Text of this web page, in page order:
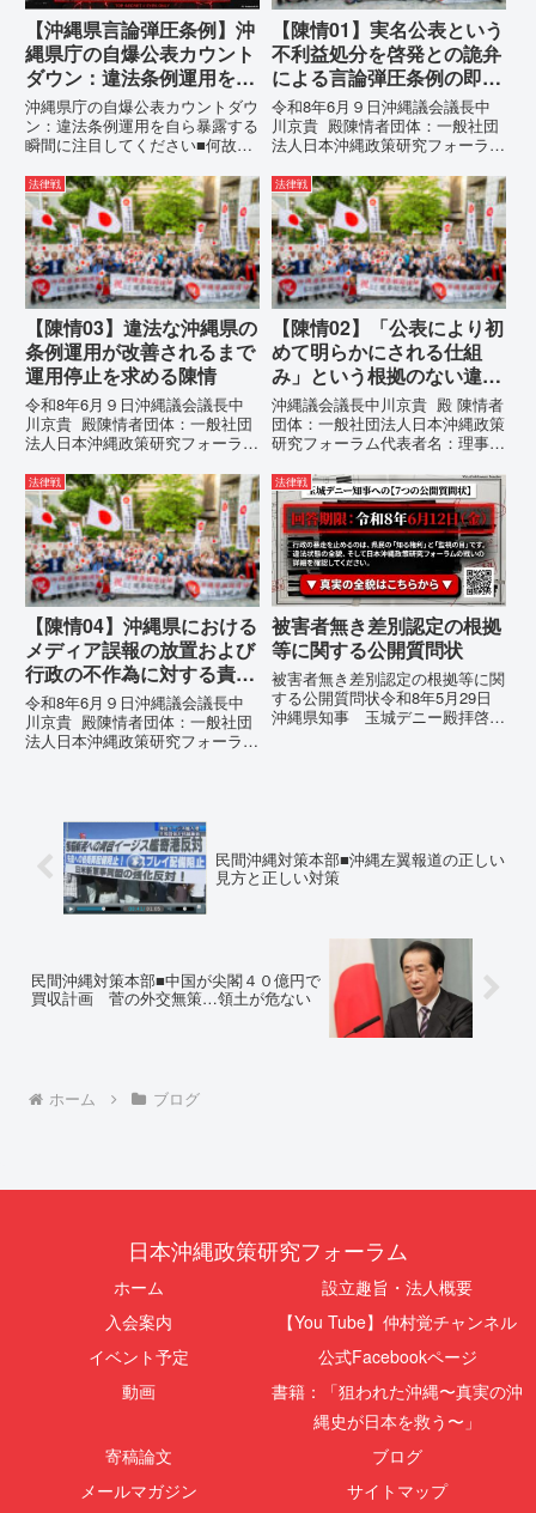
【沖縄県言論弾圧条例】沖
縄県庁の自爆公表カウント
ダウン：違法条例運用を自
ら暴露する瞬間に注目して
ください
沖縄県庁の自爆公表カウントダウ
ン：違法条例運用を自ら暴露する
瞬間に注目してください■何故、
テルを貼りたい本当の理由「なぜ
沖縄県庁は、法を無視してまで私
を封じ込めようとするのか。」そ
の理由は明確です。県政が統治
の...
【陳情01】実名公表という
不利益処分を啓発との詭弁
による言論弾圧条例の即時
運用停止を求める陳情
令和8年6月９日沖縄議会議長中
川京貴 殿陳情者団体：一般社団
法人日本沖縄政策研究フォーラム
所：沖縄県那覇市電 話：
080- 実名公表という不利益処分
を啓発との詭弁による言論弾圧条
例の即時運用停止を求める陳情
1...
法律戦
【陳情03】違法な沖縄県の
条例運用が改善されるまで
運用停止を求める陳情
令和8年6月９日沖縄議会議長中
川京貴 殿陳情者団体：一般社団
法人日本沖縄政策研究フォーラム
所：沖縄県那覇市電 話：080-違
法な沖縄県の条例運用が改善され
るまで運用停止を求める陳情陳情
の趣旨沖縄県は、「沖縄県...
法律戦
【陳情02】「公表により初
めて明らかにされる仕組
み」という根拠のない違法
運用の指摘と条例運用の停
止を求める陳情書
沖縄議会議長中川京貴 殿 陳情者
団体：一般社団法人日本沖縄政策
研究フォーラム代表者名：理事
市電 話：080- 「公表により初
めて明らかにされる仕組み」とい
う根拠のない違法運用の指摘と条
例運用の停止を求める陳情...
法律戦
【陳情04】沖縄県における
メディア誤報の放置および
行政の不作為に対する責任
追及と再発防止策を求める
陳情
令和8年6月９日沖縄議会議長中
川京貴 殿陳情者団体：一般社団
法人日本沖縄政策研究フォーラム
ィア誤報の放置および行政の不作
為に対する責任追及と再発防...
法律戦
被害者無き差別認定の根拠
等に関する公開質問状
被害者無き差別認定の根拠等に関
する公開質問状令和8年5月29日
沖縄県知事 玉城デニー殿拝啓貴
民間沖縄対策本部■沖縄左翼報道の正しい
見方と正しい対策
民間沖縄対策本部■中国が尖閣４０億円で
買収計画 菅の外交無策…領土が危ない
ホーム ブログ
日本沖縄政策研究フォーラム
ホーム
設立趣旨・法人概要
入会案内
【You Tube】仲村覚チャンネル
イベント予定
公式Facebookページ
動画
書籍：「狙われた沖縄〜真実の沖
縄史が日本を救う〜」
寄稿論文
ブログ
メールマガジン
サイトマップ